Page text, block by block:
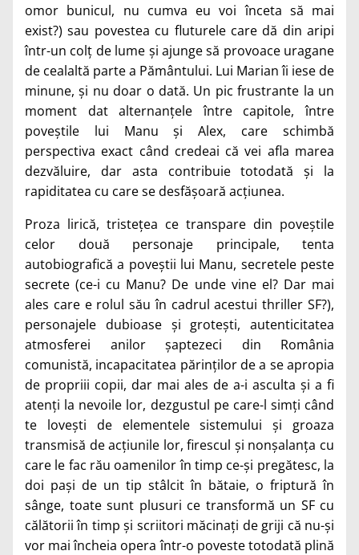
omor bunicul, nu cumva eu voi înceta să mai
exist?) sau povestea cu fluturele care dă din aripi
într-un colț de lume și ajunge să provoace uragane
de cealaltă parte a Pământului. Lui Marian îi iese de
minune, și nu doar o dată. Un pic frustrante la un
moment dat alternanțele între capitole, între
poveștile lui Manu și Alex, care schimbă
perspectiva exact când credeai că vei afla marea
dezvăluire, dar asta contribuie totodată și la
rapiditatea cu care se desfășoară acțiunea.
Proza lirică, tristețea ce transpare din poveștile
celor două personaje principale, tenta
autobiografică a poveștii lui Manu, secretele peste
secrete (ce-i cu Manu? De unde vine el? Dar mai
ales care e rolul său în cadrul acestui thriller SF?),
personajele dubioase și grotești, autenticitatea
atmosferei anilor șaptezeci din România
comunistă, incapacitatea părinților de a se apropia
de propriii copii, dar mai ales de a-i asculta și a fi
atenți la nevoile lor, dezgustul pe care-l simți când
te lovești de elementele sistemului și groaza
transmisă de acțiunile lor, firescul și nonșalanța cu
care le fac rău oamenilor în timp ce-și pregătesc, la
doi pași de un tip stâlcit în bătaie, o friptură în
sânge, toate sunt plusuri ce transformă un SF cu
călătorii în timp și scriitori măcinați de griji că nu-și
vor mai încheia opera într-o poveste totodată plină